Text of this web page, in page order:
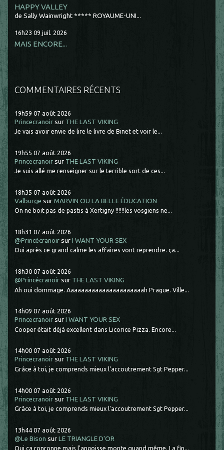
HAPPY VALLEY
de Sally Wainwright ***** ROYAUME-UNI...
16h23 09 juil. 2026
MAIS ENCORE...
COMMENTAIRES RÉCENTS
19h59 07 août 2026
Princecranoir sur THE LAST VIKING
Je vais avoir envie de lire le livre de Binet et voir le...
19h55 07 août 2026
Princecranoir sur THE LAST VIKING
Je suis allé me renseigner sur le terrible sort de ces...
18h35 07 août 2026
Valburge surMARVIN OU LA BELLE ÉDUCATION
On ne boit pas de pastis à Xertigny !!!!!!les vosgiens ne...
18h31 07 août 2026
@Princécranoir surI WANT YOUR SEX
Oui après ce grand calme les affaires vont reprendre. ça...
18h30 07 août 2026
@Princécranoir sur THE LAST VIKING
Ah oui dommage. Aaaaaaaaaaaaaaaaaaaaaah Prague. Ville...
14h09 07 août 2026
Princecranoir surI WANT YOUR SEX
Cooper était déjà excellent dans Licorice Pizza. Encore...
14h00 07 août 2026
Princecranoir sur THE LAST VIKING
Grâce à toi, je comprends mieux l'accoutrement Sgt Pepper...
14h00 07 août 2026
Princecranoir sur THE LAST VIKING
Grâce à toi, je comprends mieux l'accoutrement Sgt Pepper...
13h44 07 août 2026
@Le Bison surLE TRIANGLE D'OR
Oui ça ronronne mais l'angoisse monte quand même. La fin...